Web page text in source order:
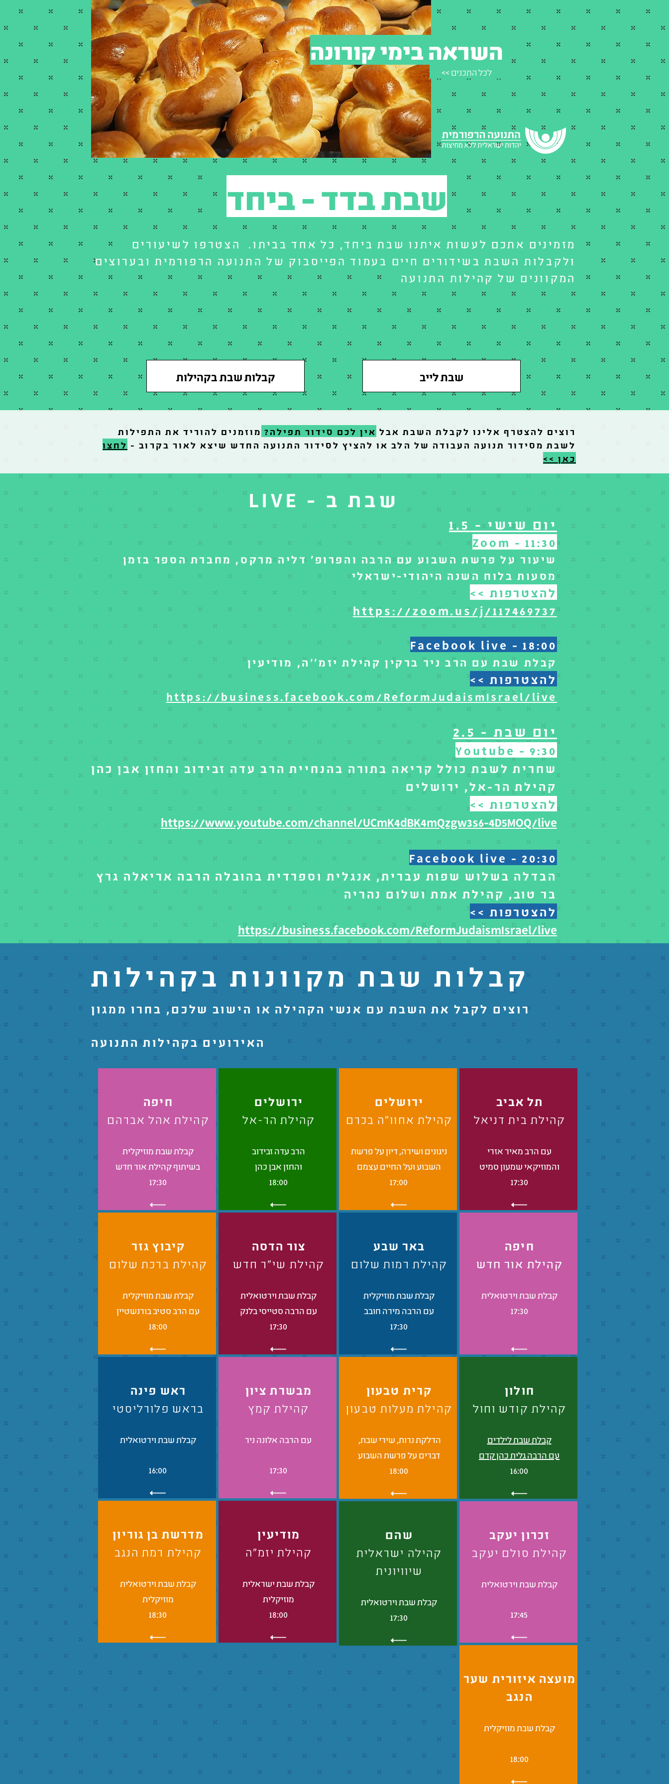
השראה בימי קורונה
<< לכל התכנים
שבת בדד - ביחד
מזמינים אתכם לעשות איתנו שבת ביחד, כל אחד בביתו. הצטרפו לשיעורים
ולקבלות השבת בשידורים חיים בעמוד הפייסבוק של התנועה הרפורמית ובערוצים
המקוונים של קהילות התנועה
קבלות שבת בקהילות שבת לייב
רוצים להצטרף אלינו לקבלת השבת אבל אין לכם סידור תפילה? מוזמנים להוריד את התפילות
לשבת מסידור תנועה העבודה של הלב או להציץ לסידור התנועה החדש שיצא לאור בקרוב - לחצו
כאן >>
שבת ב - LIVE
יום שישי - 1.5
Zoom - 11:30
שיעור על פרשת השבוע עם הרבה והפרופ' דליה מרקס, מחברת הספר בזמן
מסעות בלוח השנה היהודי-ישראלי
להצטרפות >>
https://zoom.us/j/117469737
Facebook live - 18:00
קבלת שבת עם הרב ניר ברקין קהילת יזמ''ה, מודיעין
להצטרפות >>
https://business.facebook.com/ReformJudaismIsrael/live
יום שבת - 2.5
Youtube - 9:30
שחרית לשבת כולל קריאה בתורה בהנחיית הרב עדה זבידוב והחזן אבן כהן
קהילת הר-אל, ירושלים
להצטרפות >>
https://www.youtube.com/channel/UCmK4dBK4mQzgw3s6-4D5MOQ/live
Facebook live - 20:30
הבדלה בשלוש שפות עברית, אנגלית וספרדית בהובלה הרבה אריאלה גרץ
בר טוב, קהילת אמת ושלום נהריה
להצטרפות >>
https://business.facebook.com/ReformJudaismIsrael/live
קבלות שבת מקוונות בקהילות
רוצים לקבל את השבת עם אנשי הקהילה או הישוב שלכם, בחרו ממגון
האירועים בקהילות התנועה
תל אביב
קהילת בית דניאל
עם הרב מאיר אזרי
והמוזיקאי שמעון סמיט
17:30
חיפה
קהילת אור חדש
קבלת שבת וירטואלית
17:30
חולון
קהילת קודש וחול
קבלת שבת לילדים
עם הרבה גלית כהן קדם
16:00
זכרון יעקב
קהילת סולם יעקב
קבלת שבת וירטואלית
17:45
מועצה איזורית שער
הנגב
קבלת שבת מוזיקלית
18:00
ירושלים
קהילת אחוו"ה בכרם
ניגונים ושירה, דיון על פרשת
השבוע ועל החיים עצמם
17:00
באר שבע
קהילת רמות שלום
קבלת שבת מוזיקלית
עם הרבה מירה חובב
17:30
קרית טבעון
קהילת מעלות טבעון
הדלקת נרות, שירי שבת,
דברים על פרשת השבוע
18:00
שהם
קהילה ישראלית
שיוויונית
קבלת שבת וירטואלית
17:30
ירושלים
קהילת הר-אל
הרב עדה זבידוב
והחזן אבן כהן
18:00
צור הדסה
קהילת שי"ר חדש
קבלת שבת וירטואלית
עם הרבה סטייסי בלנק
17:30
מבשרת ציון
קהילת קמץ
עם הרבה אלונה ניר
17:30
מודיעין
קהילת יזמ"ה
קבלת שבת ישראלית
מוזיקלית
18:00
חיפה
קהילת אהל אברהם
קבלת שבת מוזיקלית
בשיתוף קהילת אור חדש
17:30
קיבוץ גזר
קהילת ברכת שלום
קבלת שבת מוזיקלית
עם הרב סטיב בורנשטיין
18:00
ראש פינה
בראש פלורליסטי
קבלת שבת וירטואלית
16:00
מדרשת בן גוריון
קהילת רמת הנגב
קבלת שבת וירטואלית
מוזיקלית
18:30